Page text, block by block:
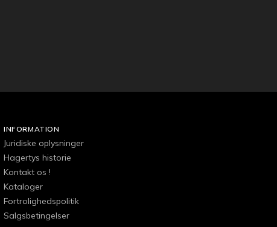
INFORMATION
Juridiske oplysninger
Hagertys historie
Kontakt os !
Kataloger
Fortrolighedspolitik
Salgsbetingelser